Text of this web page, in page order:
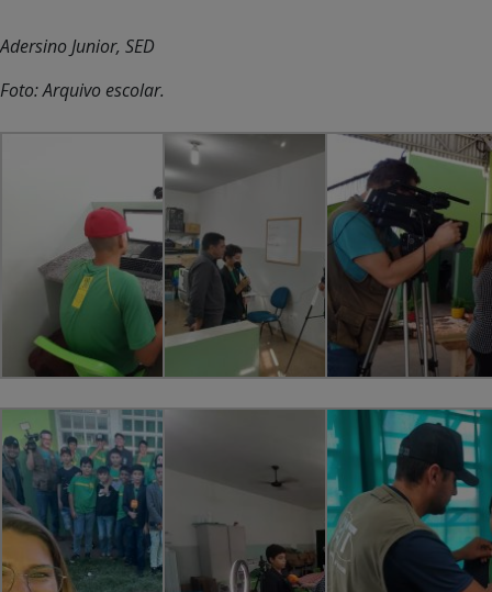
Adersino Junior, SED
Foto: Arquivo escolar.